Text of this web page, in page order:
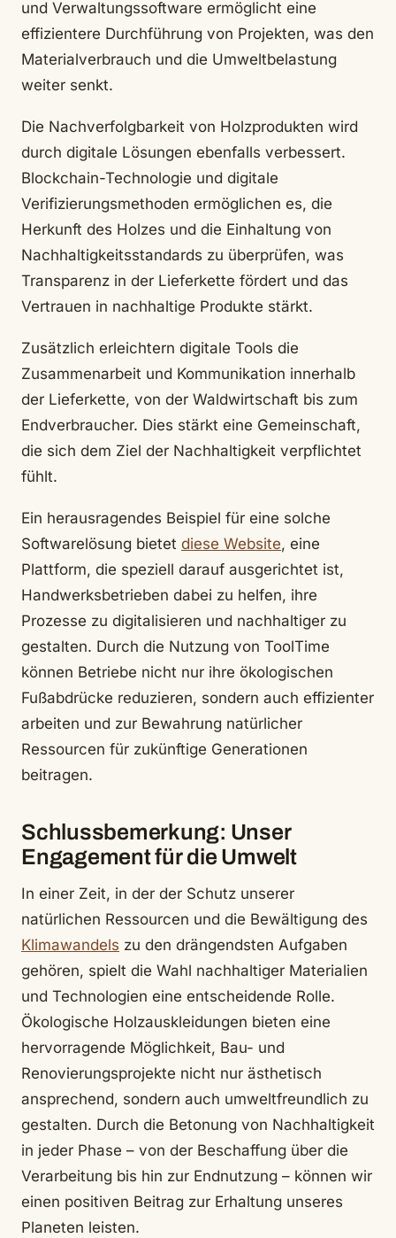
und Verwaltungssoftware ermöglicht eine
effizientere Durchführung von Projekten, was den
Materialverbrauch und die Umweltbelastung
weiter senkt.
Die Nachverfolgbarkeit von Holzprodukten wird
durch digitale Lösungen ebenfalls verbessert.
Blockchain-Technologie und digitale
Verifizierungsmethoden ermöglichen es, die
Herkunft des Holzes und die Einhaltung von
Nachhaltigkeitsstandards zu überprüfen, was
Transparenz in der Lieferkette fördert und das
Vertrauen in nachhaltige Produkte stärkt.
Zusätzlich erleichtern digitale Tools die
Zusammenarbeit und Kommunikation innerhalb
der Lieferkette, von der Waldwirtschaft bis zum
Endverbraucher. Dies stärkt eine Gemeinschaft,
die sich dem Ziel der Nachhaltigkeit verpflichtet
fühlt.
Ein herausragendes Beispiel für eine solche
Softwarelösung bietet diese Website, eine
Plattform, die speziell darauf ausgerichtet ist,
Handwerksbetrieben dabei zu helfen, ihre
Prozesse zu digitalisieren und nachhaltiger zu
gestalten. Durch die Nutzung von ToolTime
können Betriebe nicht nur ihre ökologischen
Fußabdrücke reduzieren, sondern auch effizienter
arbeiten und zur Bewahrung natürlicher
Ressourcen für zukünftige Generationen
beitragen.
Schlussbemerkung: Unser
Engagement für die Umwelt
In einer Zeit, in der der Schutz unserer
natürlichen Ressourcen und die Bewältigung des
Klimawandels zu den drängendsten Aufgaben
gehören, spielt die Wahl nachhaltiger Materialien
und Technologien eine entscheidende Rolle.
Ökologische Holzauskleidungen bieten eine
hervorragende Möglichkeit, Bau- und
Renovierungsprojekte nicht nur ästhetisch
ansprechend, sondern auch umweltfreundlich zu
gestalten. Durch die Betonung von Nachhaltigkeit
in jeder Phase – von der Beschaffung über die
Verarbeitung bis hin zur Endnutzung – können wir
einen positiven Beitrag zur Erhaltung unseres
Planeten leisten.